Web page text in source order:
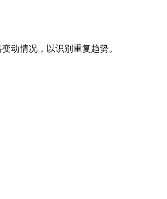
动情况，以识别重复趋势。